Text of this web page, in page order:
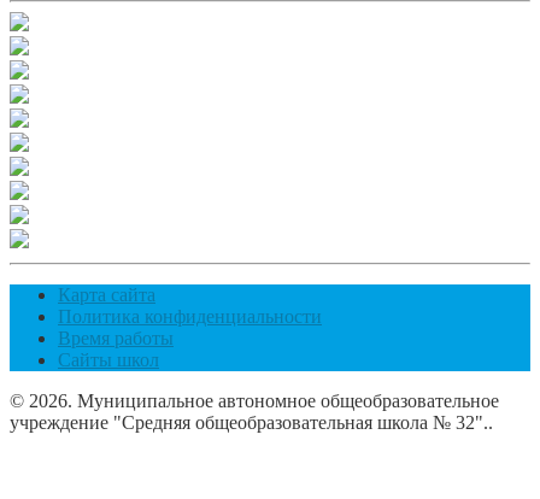
Карта сайта
Политика конфиденциальности
Время работы
Сайты школ
© 2026. Муниципальное автономное общеобразовательное
учреждение "Средняя общеобразовательная школа № 32"..